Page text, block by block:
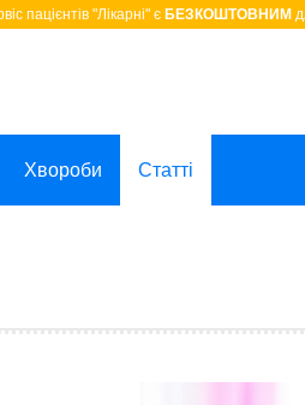
пацієнтів "Лікарні" є БЕЗКОШТОВНИМ
Хвороби Статті